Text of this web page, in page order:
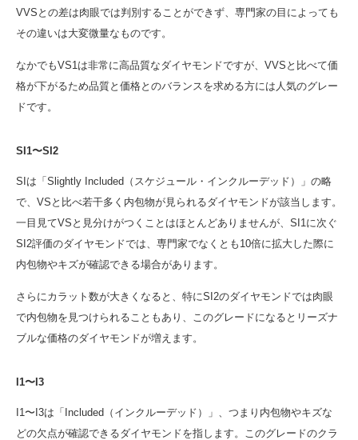
VVSとの差は肉眼では判別することができず、専門家の目によっても
その違いは大変微量なものです。
なかでもVS1は非常に高品質なダイヤモンドですが、VVSと比べて価
格が下がるため品質と価格とのバランスを求める方には人気のグレー
ドです。
SI1〜SI2
SIは「Slightly Included（スケジュール・インクルーデッド）」の略
で、VSと比べ若干多く内包物が見られるダイヤモンドが該当します。
一目見てVSと見分けがつくことはほとんどありませんが、SI1に次ぐ
SI2評価のダイヤモンドでは、専門家でなくとも10倍に拡大した際に
内包物やキズが確認できる場合があります。
さらにカラット数が大きくなると、特にSI2のダイヤモンドでは肉眼
で内包物を見つけられることもあり、このグレードになるとリーズナ
ブルな価格のダイヤモンドが増えます。
I1〜I3
I1〜I3は「Included（インクルーデッド）」、つまり内包物やキズな
どの欠点が確認できるダイヤモンドを指します。このグレードのクラ